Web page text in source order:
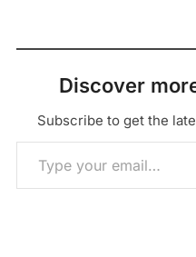
Discover
Subscribe to get the
Type your email…